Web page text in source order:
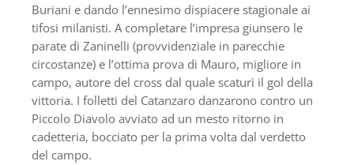
Buriani e dando l’ennesimo dispiacere stagionale ai
tifosi milanisti. A completare l’impresa giunsero le
parate di Zaninelli (provvidenziale in parecchie
circostanze) e l’ottima prova di Mauro, migliore in
campo, autore del cross dal quale scaturì il gol della
vittoria. I folletti del Catanzaro danzarono contro un
Piccolo Diavolo avviato ad un mesto ritorno in
cadetteria, bocciato per la prima volta dal verdetto
del campo.